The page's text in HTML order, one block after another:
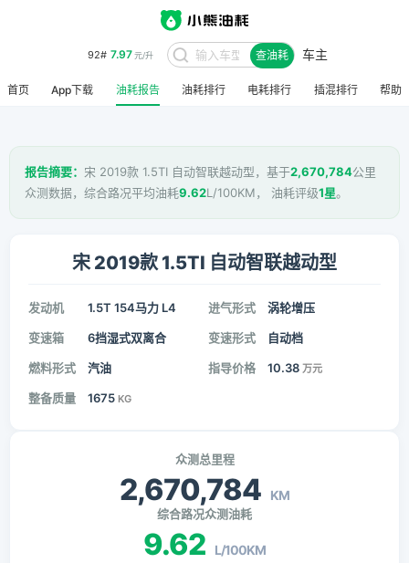
92# 7.97元/升 查油耗 车主
首页 App下载 油耗报告 油耗排行 电耗排行 插混排行 帮助
报告摘要： 宋 2019款 1.5TI 自动智联越动型，基于2,670,784公里
众测数据，综合路况平均油耗9.62L/100KM， 油耗评级1星。
宋 2019款 1.5TI 自动智联越动型
发动机 1.5T 154马力 L4 进气形式 涡轮增压
变速箱 6挡湿式双离合 变速形式 自动档
燃料形式 汽油 指导价格 10.38 万元
整备质量 1675 KG
众测总里程
2,670,784 KM
综合路况众测油耗
9.62 L/100KM